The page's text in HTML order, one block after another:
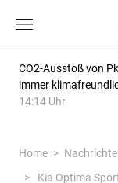
CO2-Ausstoß von
immer
14:14 Uhr
Home
Kia Optima